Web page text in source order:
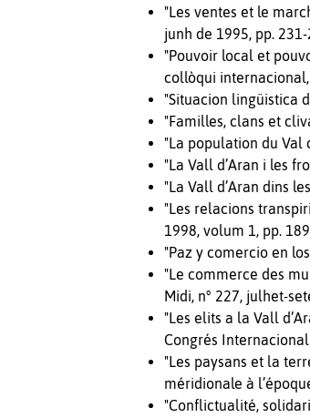
"Les ventes et le
junh de 1995, pp.
"Pouvoir local et
collòqui internacional,
"Situacion lingüistica
"Familles, clans et
"La population du Val
"La Vall d’Aran i les
"La Vall d’Aran dins
"Les relacions
1998, volum 1, pp.
"Paz y comercio en
"Le commerce des
Midi, n° 227, julhet-
"Les elits a la Vall
Congrés Internacional
"Les paysans et la
méridionale à
"Conflictualité,